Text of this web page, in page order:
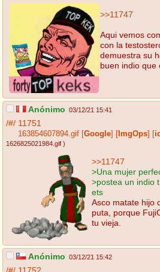
>>11747
Aqui vemos
con la
demuestra su
buen indio que
Anónimo 03/12/21 15:41
/#/ 11751
163854607894.gif Google ImgOps
1626825021984.gif )
>>11747
>Una mujer
>postea un indio
ets
Asco matate hijo
puta, porque
tu vieja.
Anónimo 03/12/21 15:42